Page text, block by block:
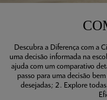
Descubra a Diferença com a
uma decisão informada na
ajuda com um comparativo
passo para uma decisão
desejadas; 2. Explore